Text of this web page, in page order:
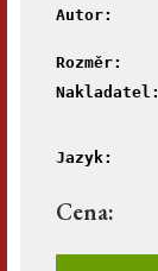
Autor:
Rozměr:
Nakladatel:
Jazyk:
Cena: